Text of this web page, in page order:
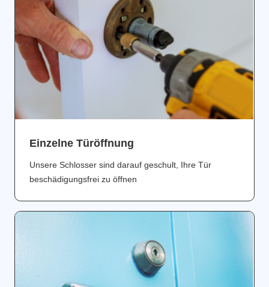
Einzelne Türöffnung
Unsere Schlosser sind darauf geschult, Ihre Tür
beschädigungsfrei zu öffnen